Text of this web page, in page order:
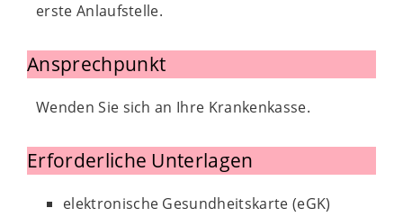
erste Anlaufstelle.
Ansprechpunkt
Wenden Sie sich an Ihre Krankenkasse.
Erforderliche Unterlagen
elektronische Gesundheitskarte (eGK)